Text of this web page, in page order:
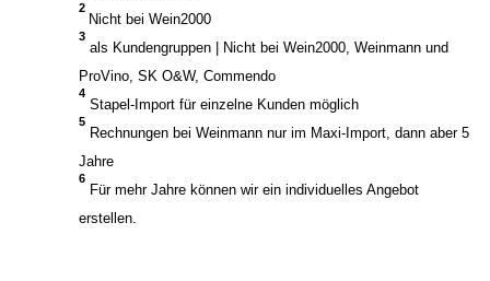
2
Nicht bei Wein2000
3
als Kundengruppen | Nicht bei Wein2000, Weinmann und
ProVino, SK O&W, Commendo
4
Stapel-Import für einzelne Kunden möglich
5
Rechnungen bei Weinmann nur im Maxi-Import, dann aber 5
Jahre
6
Für mehr Jahre können wir ein individuelles Angebot
erstellen.